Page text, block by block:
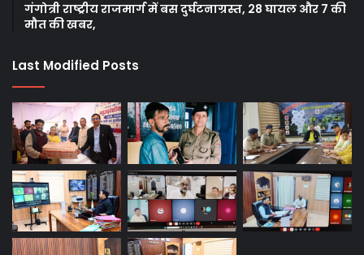
गंगोत्री राष्ट्रीय राजमार्ग में बस दुर्घटनाग्रस्त, 28 घायल और 7 की
मौत की खबर,
Last Modified Posts